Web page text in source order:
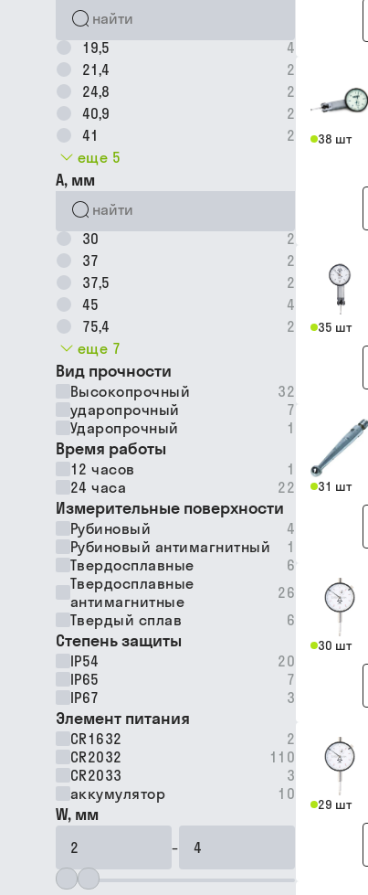
19,5
4
21,4
2
24,8
2
40,9
2
41
2
еще 5
A, мм
30
2
37
2
37,5
2
45
4
75,4
2
еще 7
Вид прочности
Высокопрочный
32
ударопрочный
7
Ударопрочный
1
Время работы
12 часов
1
24 часа
22
Измерительные поверхности
Рубиновый
4
Рубиновый антимагнитный
1
Твердосплавные
6
Твердосплавные
антимагнитные
26
Твердый сплав
6
Степень защиты
IP54
20
IP65
7
IP67
3
Элемент питания
CR1632
2
CR2032
110
CR2033
3
аккумулятор
10
W, мм
–
38 шт
35 шт
31 шт
30 шт
29 шт